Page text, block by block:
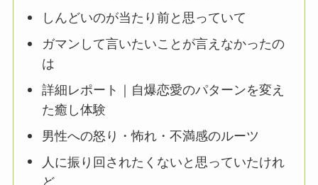
しんどいのが当たり前と思っていて
ガマンして言いたいことが言えなかったの
は
詳細レポート｜自爆恋愛のパターンを変え
た癒し体験
男性への怒り・怖れ・不満感のルーツ
人に振り回されたくないと思っていたけれ